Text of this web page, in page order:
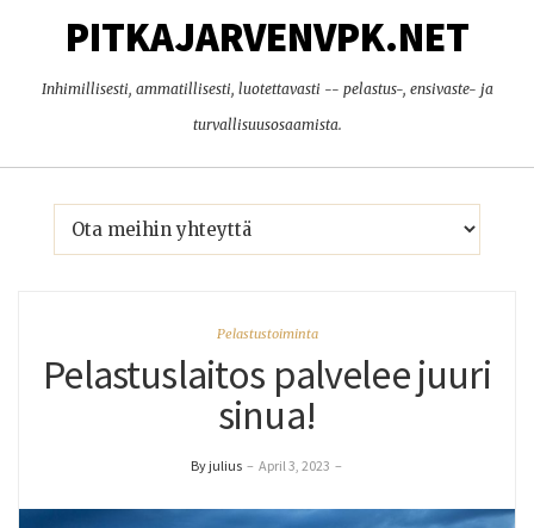
PITKAJARVENVPK.NET
Inhimillisesti, ammatillisesti, luotettavasti -- pelastus-, ensivaste- ja
turvallisuusosaamista.
Pelastustoiminta
Pelastuslaitos palvelee juuri
sinua!
By julius – April 3, 2023 –